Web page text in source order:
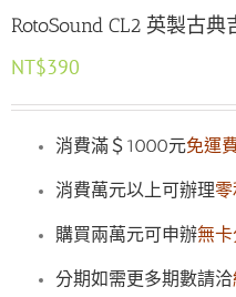
RotoSound CL2 英製古
NT$390
消費滿＄1000元免運
消費萬元以上可辦理
購買兩萬元可申辦無卡
分期如需更多期數請洽